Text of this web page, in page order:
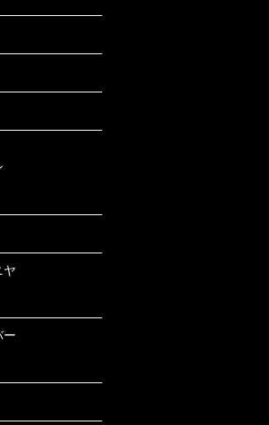
ヤ
ー